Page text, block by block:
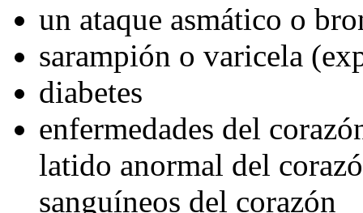
un ataque asmático o
sarampión o varicela
diabetes
enfermedades del
latido anormal del
sanguíneos del corazón